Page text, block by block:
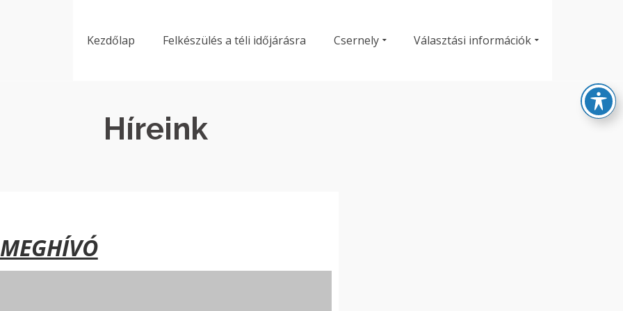
Kezdőlap Felkészülés a téli időjárásra Csernely Választási információk
Híreink
MEGHÍVÓ